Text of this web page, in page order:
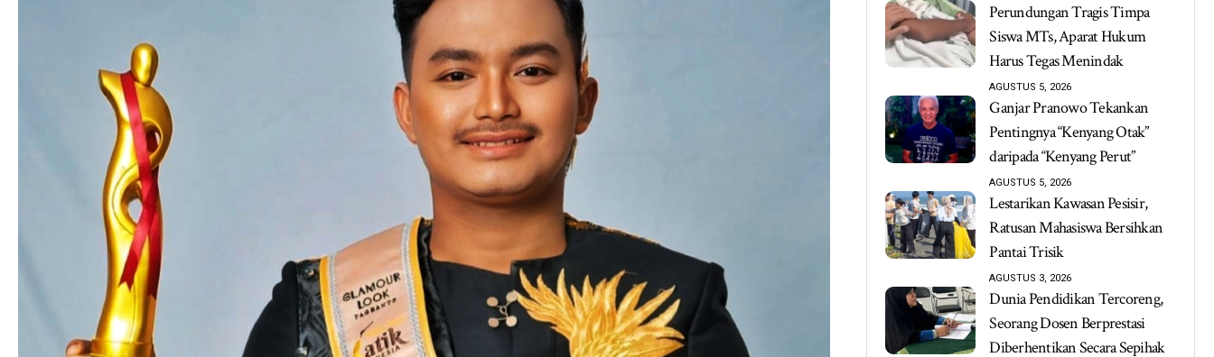
Perundungan Tragis Timpa
Siswa MTs, Aparat Hukum
Harus Tegas Menindak
AGUSTUS 5, 2026
Ganjar Pranowo Tekankan
Pentingnya “Kenyang Otak”
daripada “Kenyang Perut”
AGUSTUS 5, 2026
Lestarikan Kawasan Pesisir,
Ratusan Mahasiswa Bersihkan
Pantai Trisik
AGUSTUS 3, 2026
Dunia Pendidikan Tercoreng,
Seorang Dosen Berprestasi
Diberhentikan Secara Sepihak